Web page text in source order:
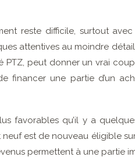
reste difficile, surtout
attentives au moindre
PTZ, peut donner un vrai
financer une partie d’un
favorables qu’il y a
neuf est de nouveau éligible
permettent à une partie